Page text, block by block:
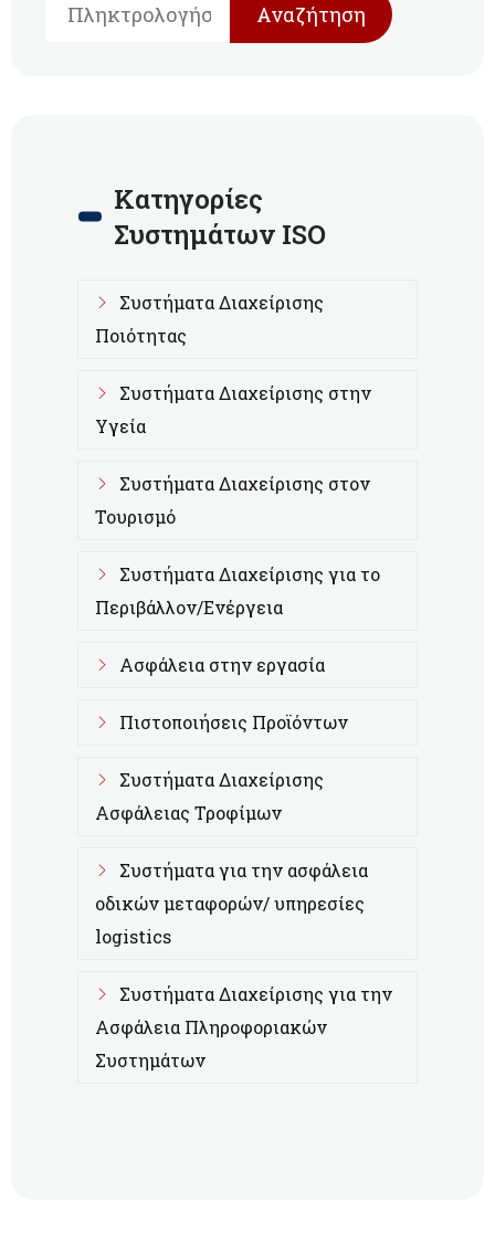
Αναζήτηση
Κατηγορίες
Συστημάτων ISO
Συστήματα Διαχείρισης
Ποιότητας
Συστήματα Διαχείρισης στην
Υγεία
Συστήματα Διαχείρισης στον
Τουρισμό
Συστήματα Διαχείρισης για το
Περιβάλλον/Ενέργεια
Ασφάλεια στην εργασία
Πιστοποιήσεις Προϊόντων
Συστήματα Διαχείρισης
Ασφάλειας Τροφίμων
Συστήματα για την ασφάλεια
οδικών μεταφορών/ υπηρεσίες
logistics
Συστήματα Διαχείρισης για την
Ασφάλεια Πληροφοριακών
Συστημάτων